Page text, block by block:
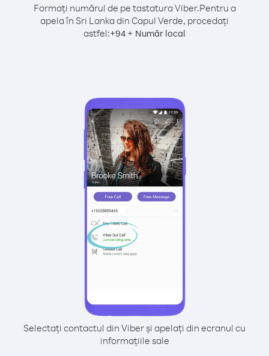
Formați numărul de pe tastatura Viber.Pentru a
apela în Sri Lanka din Capul Verde, procedați
astfel:+94 + Număr local
Selectați contactul din Viber și apelați din ecranul cu
informațiile sale